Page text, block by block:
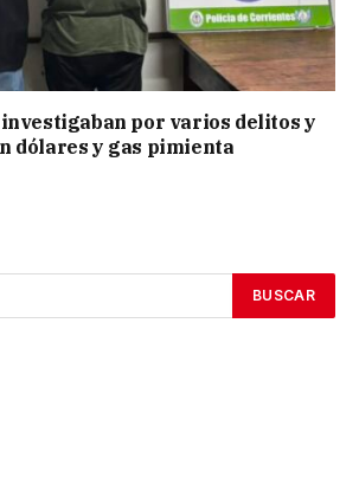
investigaban por varios delitos y
dólares y gas pimienta